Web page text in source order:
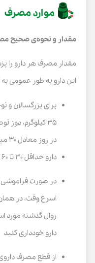
موارد مصرف
مقدار و نحوه‌ی صحیح
مقدار مصرف هر دارو را
این دارو به طور عمومی
۳۵ کیلوگرم،
در روز معادل ۳۰ میلی‌لیتر می‌باشد
دارو حداقل ۳۰ تا ۶۰ دقیقه قبل از غذا مصرف گردد
در صورت فراموشی
اسرع وقت، در
روال گذشته مورد
دارو خودداری کنید
از قطع مصرف